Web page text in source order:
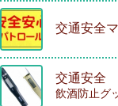
交通安全
交通安全
飲酒防止グ